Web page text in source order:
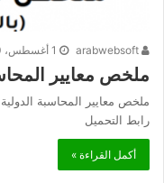
1 أغسطس، 2020
ملخص معايير المحاسبة
رابط التحميل
أكمل القراءة »